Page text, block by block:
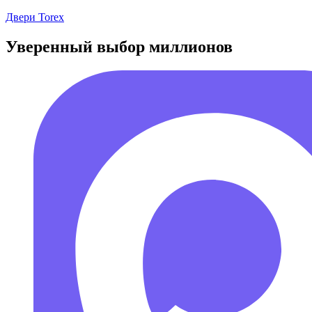
Перейти
содержимому
Двери Torex
Уверенный выбор миллионов